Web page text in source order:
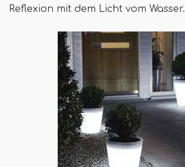
Reflexion mit dem Licht vom Wasser.